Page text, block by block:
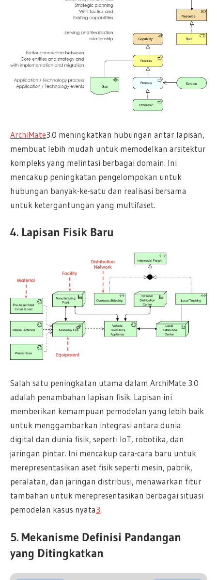
ArchiMate3.0 meningkatkan hubungan antar lapisan,
membuat lebih mudah untuk memodelkan arsitektur
kompleks yang melintasi berbagai domain. Ini
mencakup peningkatan pengelompokan untuk
hubungan banyak-ke-satu dan realisasi bersama
untuk ketergantungan yang multifaset.
4. Lapisan Fisik Baru
Salah satu peningkatan utama dalam ArchiMate 3.0
adalah penambahan lapisan fisik. Lapisan ini
memberikan kemampuan pemodelan yang lebih baik
untuk menggambarkan integrasi antara dunia
digital dan dunia fisik, seperti IoT, robotika, dan
jaringan pintar. Ini mencakup cara-cara baru untuk
merepresentasikan aset fisik seperti mesin, pabrik,
peralatan, dan jaringan distribusi, menawarkan fitur
tambahan untuk merepresentasikan berbagai situasi
pemodelan kasus nyata3.
5. Mekanisme Definisi Pandangan
yang Ditingkatkan